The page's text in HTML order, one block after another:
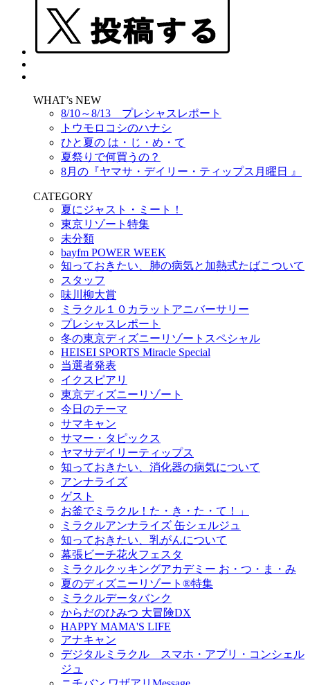
WHAT’s NEW
8/10～8/13 プレシャスレポート
トウモロコシのハナシ
ひと夏の は・じ・め・て
夏祭りで何買うの？
8月の『ヤマサ・デイリー・ティップス月曜日 』
CATEGORY
夏にジャスト・ミート！
東京リゾート特集
未分類
bayfm POWER WEEK
知っておきたい、肺の病気と加熱式たばこついて
スタッフ
味川柳大賞
ミラクル１０カラットアニバーサリー
プレシャスレポート
冬の東京ディズニーリゾートスペシャル
HEISEI SPORTS Miracle Special
当選者発表
イクスピアリ
東京ディズニーリゾート
今日のテーマ
サマキャン
サマー・タピックス
ヤマサデイリーティップス
知っておきたい、消化器の病気について
アンナライズ
ゲスト
お釜でミラクル！た・き・た・て！」
ミラクルアンナライズ 缶シェルジュ
知っておきたい、乳がんについて
幕張ビーチ花火フェスタ
ミラクルクッキングアカデミー お・つ・ま・み
夏のディズニーリゾート®特集
ミラクルデータバンク
からだのひみつ 大冒険DX
HAPPY MAMA'S LIFE
アナキャン
デジタルミラクル スマホ・アプリ・コンシェル
ジュ